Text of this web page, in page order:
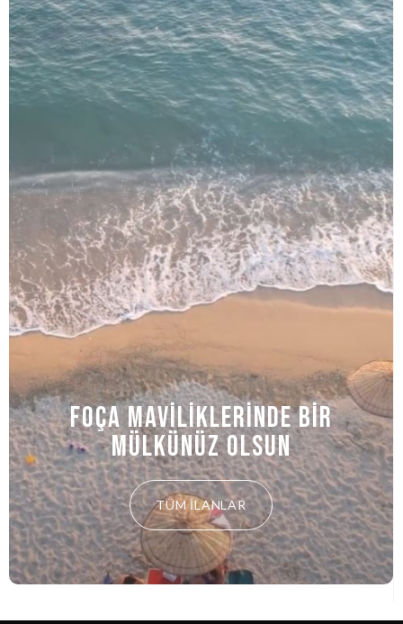
Foça Maviliklerinde bir
Mülkünüz Olsun
TÜM İLANLAR